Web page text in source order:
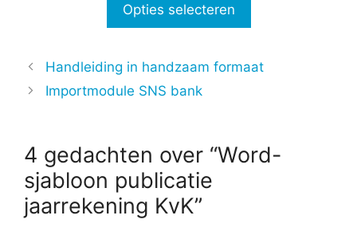
€19,75
Opties selecteren
Handleiding in handzaam formaat
Importmodule SNS bank
4 gedachten over “Word-
sjabloon publicatie
jaarrekening KvK”